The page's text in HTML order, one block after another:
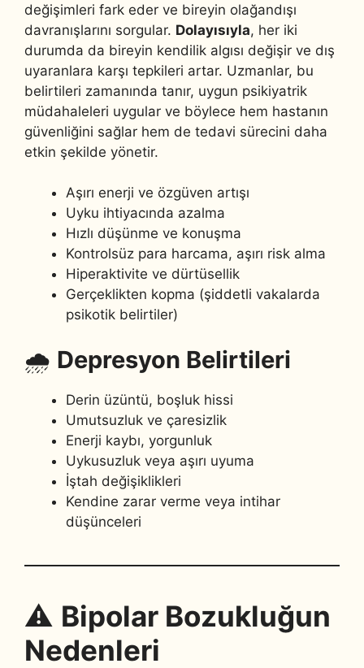
değişimleri fark eder ve bireyin olağandışı
davranışlarını sorgular. Dolayısıyla, her iki
durumda da bireyin kendilik algısı değişir ve dış
uyaranlara karşı tepkileri artar. Uzmanlar, bu
belirtileri zamanında tanır, uygun psikiyatrik
müdahaleleri uygular ve böylece hem hastanın
güvenliğini sağlar hem de tedavi sürecini daha
etkin şekilde yönetir.
Aşırı enerji ve özgüven artışı
Uyku ihtiyacında azalma
Hızlı düşünme ve konuşma
Kontrolsüz para harcama, aşırı risk alma
Hiperaktivite ve dürtüsellik
Gerçeklikten kopma (şiddetli vakalarda
psikotik belirtiler)
🌧️ Depresyon Belirtileri
Derin üzüntü, boşluk hissi
Umutsuzluk ve çaresizlik
Enerji kaybı, yorgunluk
Uykusuzluk veya aşırı uyuma
İştah değişiklikleri
Kendine zarar verme veya intihar
düşünceleri
⚠️ Bipolar Bozukluğun
Nedenleri